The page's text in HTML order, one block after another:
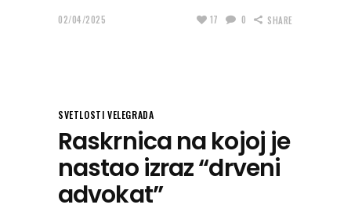
02/04/2025 17 0 SHARE
SVETLOSTI VELEGRADA
Raskrnica na kojoj je
nastao izraz “drveni
advokat”